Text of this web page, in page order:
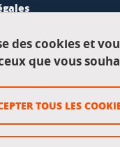
des cookies et
que vous
TOUS LES